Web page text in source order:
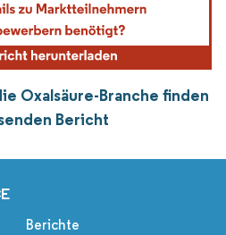
Oxalsäure-Branche finden
Bericht
Berichte